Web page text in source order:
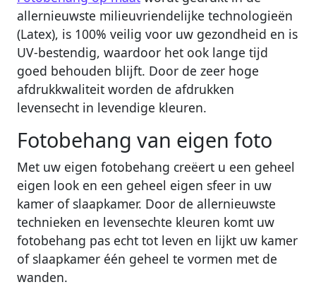
allernieuwste milieuvriendelijke technologieën
(Latex), is 100% veilig voor uw gezondheid en is
UV-bestendig, waardoor het ook lange tijd
goed behouden blijft. Door de zeer hoge
afdrukkwaliteit worden de afdrukken
levensecht in levendige kleuren.
Fotobehang van eigen foto
Met uw eigen fotobehang creëert u een geheel
eigen look en een geheel eigen sfeer in uw
kamer of slaapkamer. Door de allernieuwste
technieken en levensechte kleuren komt uw
fotobehang pas echt tot leven en lijkt uw kamer
of slaapkamer één geheel te vormen met de
wanden.